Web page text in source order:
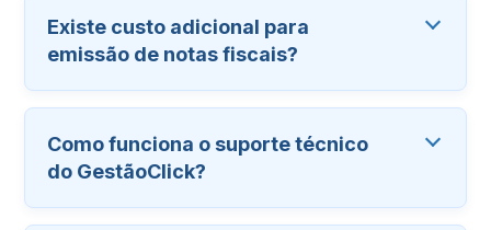
Existe custo adicional para
emissão de notas fiscais?
Como funciona o suporte técnico
do GestãoClick?